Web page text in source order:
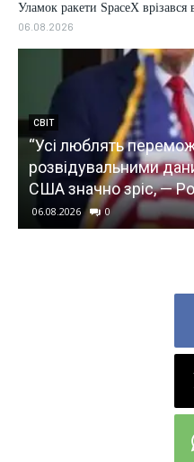
Уламок ракети SpaceX
06.08.2026
ТЕХНОЛОГІЇ
Західна дієта
через бактерії:
06.08.2026